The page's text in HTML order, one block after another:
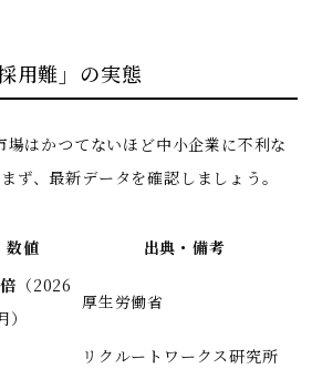
用難」の実態
はかつてないほど中小企業に不利な
ず、最新データを確認しましょう。
数値
出典・備考
（2026
厚生労働省
リクルートワークス研究所